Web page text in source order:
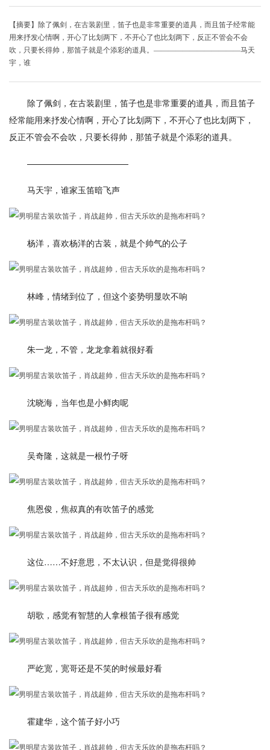
【摘要】除了佩剑，在古装剧里，笛子也是非常重要的道具，而且笛子经常能
用来抒发心情啊，开心了比划两下，不开心了也比划两下，反正不管会不会
吹，只要长得帅，那笛子就是个添彩的道具。————————————马天
宇，谁
除了佩剑，在古装剧里，笛子也是非常重要的道具，而且笛子
经常能用来抒发心情啊，开心了比划两下，不开心了也比划两下，
反正不管会不会吹，只要长得帅，那笛子就是个添彩的道具。
————————————
马天宇，谁家玉笛暗飞声
杨洋，喜欢杨洋的古装，就是个帅气的公子
林峰，情绪到位了，但这个姿势明显吹不响
朱一龙，不管，龙龙拿着就很好看
沈晓海，当年也是小鲜肉呢
吴奇隆，这就是一根竹子呀
焦恩俊，焦叔真的有吹笛子的感觉
这位……不好意思，不太认识，但是觉得很帅
胡歌，感觉有智慧的人拿根笛子很有感觉
严屹宽，宽哥还是不笑的时候最好看
霍建华，这个笛子好小巧